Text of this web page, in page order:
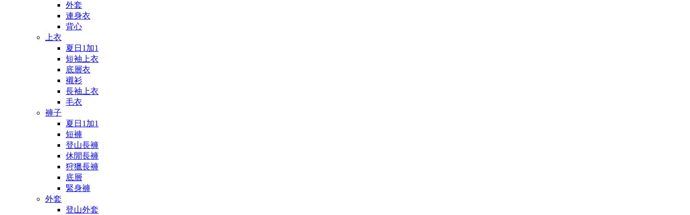
外套
連身衣
背心
上衣
夏日1加1
短袖上衣
底層衣
襯衫
長袖上衣
毛衣
褲子
夏日1加1
短褲
登山長褲
休閒長褲
狩獵長褲
底層
緊身褲
外套
登山外套